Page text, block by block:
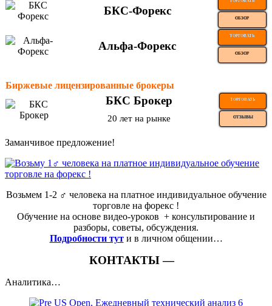
БКС-Форекс
ОБЗОР
Альфа-Форекс
ТОРГОВАТЬ
ОБЗОР
Биржевые лицензированные брокеры
БКС Брокер ТОРГОВАТЬ
20 лет на рынке ОТЗЫВЫ
Заманчивое предложение!
Возьмем 1-2 ‍♂️ человека на платное индивидуальное обучение
торговле на форекс !
Обучение на основе видео-уроков ️ + консультирование и
разборы, советы, обсуждения.
Подробности тут и в личном общении…
КОНТАКТЫ —
Аналитика…